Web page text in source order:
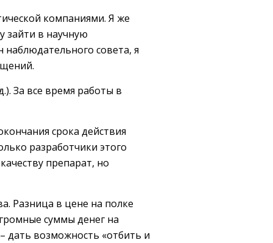
компаниями. Я же
зайти в научную
наблюдательного совета, я
За все время работы в
срока действия
разработчики этого
препарат, но
Разница в цене на полке
суммы денег на
дать возможность «отбить и